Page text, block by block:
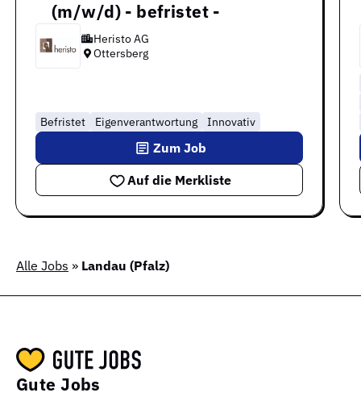
(m/w/d) - befristet -
Heristo AG
Ottersberg
Befristet Eigenverantwortung Innovativ
Auf die Merkliste
Zum Job
Alle Jobs » Landau (Pfalz)
Gute Jobs